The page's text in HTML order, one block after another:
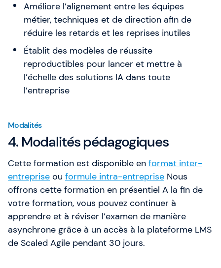
Améliore l’alignement entre les équipes
métier, techniques et de direction afin de
réduire les retards et les reprises inutiles
Établit des modèles de réussite
reproductibles pour lancer et mettre à
l’échelle des solutions IA dans toute
l’entreprise
Modalités
4. Modalités pédagogiques
Cette formation est disponible en format inter-
entreprise ou formule intra-entreprise Nous
offrons cette formation en présentiel A la fin de
votre formation, vous pouvez continuer à
apprendre et à réviser l’examen de manière
asynchrone grâce à un accès à la plateforme LMS
de Scaled Agile pendant 30 jours.